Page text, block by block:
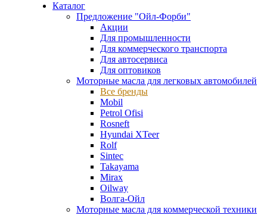
Каталог
Предложение "Ойл-Форби"
Акции
Для промышленности
Для коммерческого транспорта
Для автосервиса
Для оптовиков
Моторные масла для легковых автомобилей
Все бренды
Mobil
Petrol Ofisi
Rosneft
Hyundai XTeer
Rolf
Sintec
Takayama
Mirax
Oilway
Волга-Ойл
Моторные масла для коммерческой техники